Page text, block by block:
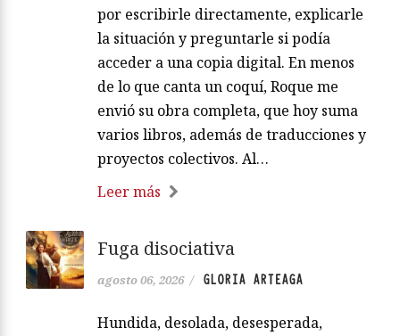
por escribirle directamente, explicarle
la situación y preguntarle si podía
acceder a una copia digital. En menos
de lo que canta un coquí, Roque me
envió su obra completa, que hoy suma
varios libros, además de traducciones y
proyectos colectivos. Al…
Leer más
Fuga disociativa
agosto 06, 2026 / GLORIA ARTEAGA
Hundida, desolada, desesperada,